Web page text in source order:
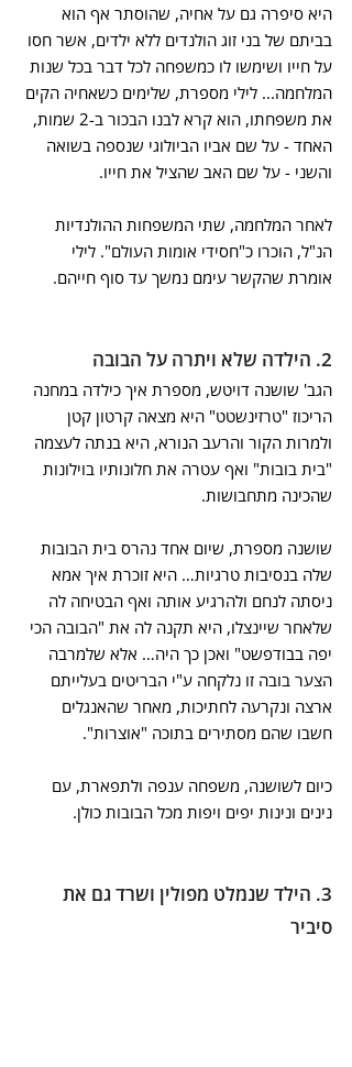
היא סיפרה גם על אחיה, שהוסתר אף הוא
בביתם של בני זוג הולנדים ללא ילדים, אשר חסו
על חייו ושימשו לו כמשפחה לכל דבר בכל שנות
המלחמה... לילי מספרת, שלימים כשאחיה הקים
את משפחתו, הוא קרא לבנו הבכור ב-2 שמות,
האחד - על שם אביו הביולוגי שנספה בשואה
והשני - על שם האב שהציל את חייו.
לאחר המלחמה, שתי המשפחות ההולנדיות
הנ"ל, הוכרו כ"חסידי אומות העולם". לילי
אומרת שהקשר עימם נמשך עד סוף חייהם.
2. הילדה שלא ויתרה על הבובה
הגב' שושנה דויטש, מספרת איך כילדה במחנה
הריכוז "טרזינשטט" היא מצאה קרטון קטן
ולמרות הקור והרעב הנורא, היא בנתה לעצמה
"בית בובות" ואף עטרה את חלונותיו בוילונות
שהכינה מתחבושות.
שושנה מספרת, שיום אחד נהרס בית הבובות
שלה בנסיבות טרגיות… היא זוכרת איך אמא
ניסתה לנחם ולהרגיע אותה ואף הבטיחה לה
שלאחר שיינצלו, היא תקנה לה את "הבובה הכי
יפה בבודפשט" ואכן כך היה… אלא שלמרבה
הצער בובה זו נלקחה ע"י הבריטים בעלייתם
ארצה ונקרעה לחתיכות, מאחר שהאנגלים
חשבו שהם מסתירים בתוכה "אוצרות".
כיום לשושנה, משפחה ענפה ולתפארת, עם
נינים ונינות יפים ויפות מכל הבובות כולן.
3. הילד שנמלט מפולין ושרד גם את
סיביר